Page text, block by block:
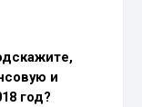
и
год?